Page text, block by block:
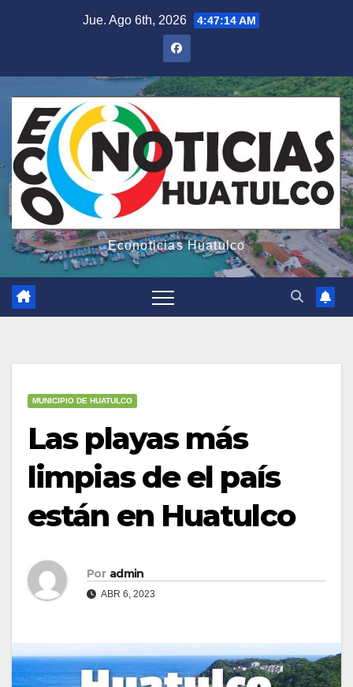
Jue. Ago 6th, 2026 4:47:15 AM
Econoticias Huatulco
MUNICIPIO DE HUATULCO
Las playas más
limpias de el país
están en Huatulco
Por admin
ABR 6, 2023